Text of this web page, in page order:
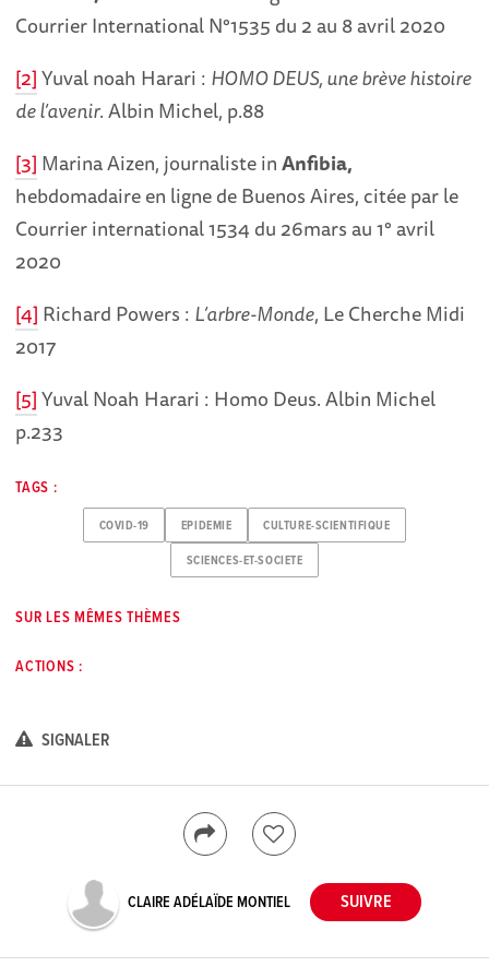
Courrier International N°1535 du 2 au 8 avril 2020
[2]Yuval noah Harari : HOMO DEUS, une brève histoire
de l’avenir. Albin Michel, p.88
[3] Marina Aizen, journaliste inAnfibia,
hebdomadaire en ligne de Buenos Aires, citée par le
Courrier international 1534 du 26mars au 1° avril
2020
[4] Richard Powers : L’arbre-Monde, Le Cherche Midi
2017
[5]Yuval Noah Harari : Homo Deus. Albin Michel
p.233
TAGS :
COVID-19 EPIDEMIE CULTURE-SCIENTIFIQUE
SCIENCES-ET-SOCIETE
SUR LES MÊMES THÈMES
ACTIONS :
SIGNALER
CLAIRE ADÉLAÏDE MONTIEL